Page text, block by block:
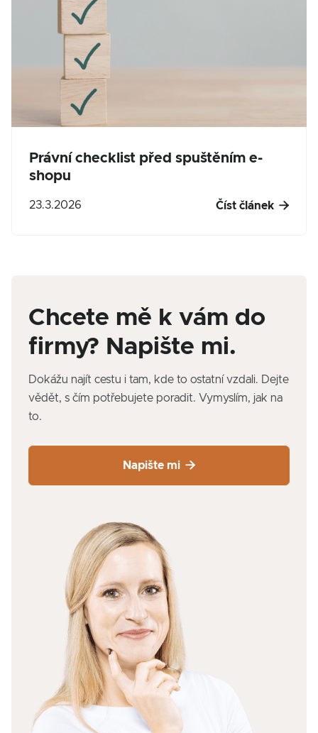
Právní checklist před spuštěním e-
shopu
23.3.2026 Číst článek 
Chcete mě k vám do
firmy? Napište mi.
Dokážu najít cestu i tam, kde to ostatní vzdali. Dejte
vědět, s čím potřebujete poradit. Vymyslím, jak na
to.
Napište mi 